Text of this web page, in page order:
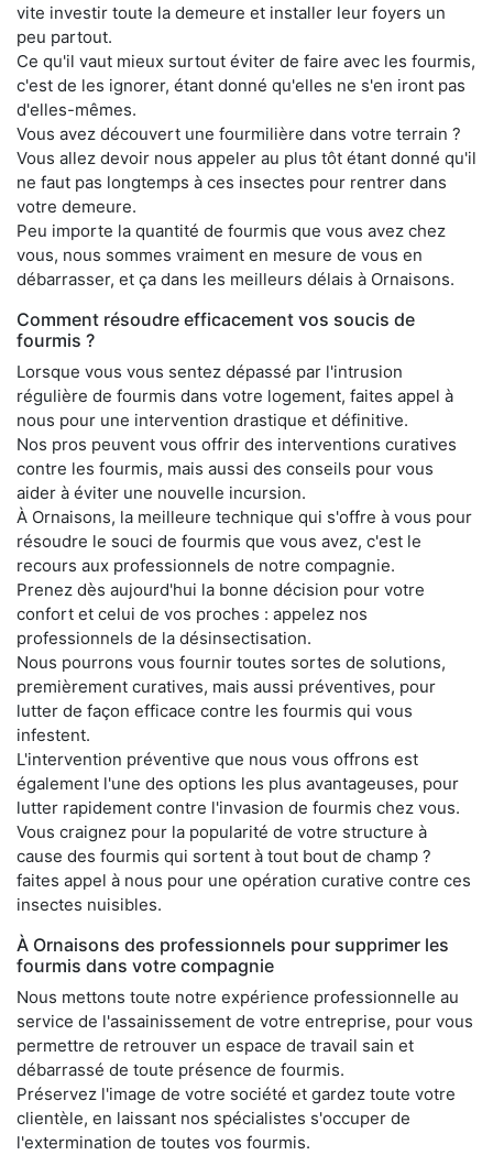
vite investir toute la demeure et installer leur foyers un
peu partout.
Ce qu'il vaut mieux surtout éviter de faire avec les fourmis,
c'est de les ignorer, étant donné qu'elles ne s'en iront pas
d'elles-mêmes.
Vous avez découvert une fourmilière dans votre terrain ?
Vous allez devoir nous appeler au plus tôt étant donné qu'il
ne faut pas longtemps à ces insectes pour rentrer dans
votre demeure.
Peu importe la quantité de fourmis que vous avez chez
vous, nous sommes vraiment en mesure de vous en
débarrasser, et ça dans les meilleurs délais à Ornaisons.
Comment résoudre efficacement vos soucis de
fourmis ?
Lorsque vous vous sentez dépassé par l'intrusion
régulière de fourmis dans votre logement, faites appel à
nous pour une intervention drastique et définitive.
Nos pros peuvent vous offrir des interventions curatives
contre les fourmis, mais aussi des conseils pour vous
aider à éviter une nouvelle incursion.
À Ornaisons, la meilleure technique qui s'offre à vous pour
résoudre le souci de fourmis que vous avez, c'est le
recours aux professionnels de notre compagnie.
Prenez dès aujourd'hui la bonne décision pour votre
confort et celui de vos proches : appelez nos
professionnels de la désinsectisation.
Nous pourrons vous fournir toutes sortes de solutions,
premièrement curatives, mais aussi préventives, pour
lutter de façon efficace contre les fourmis qui vous
infestent.
L'intervention préventive que nous vous offrons est
également l'une des options les plus avantageuses, pour
lutter rapidement contre l'invasion de fourmis chez vous.
Vous craignez pour la popularité de votre structure à
cause des fourmis qui sortent à tout bout de champ ?
faites appel à nous pour une opération curative contre ces
insectes nuisibles.
À Ornaisons des professionnels pour supprimer les
fourmis dans votre compagnie
Nous mettons toute notre expérience professionnelle au
service de l'assainissement de votre entreprise, pour vous
permettre de retrouver un espace de travail sain et
débarrassé de toute présence de fourmis.
Préservez l'image de votre société et gardez toute votre
clientèle, en laissant nos spécialistes s'occuper de
l'extermination de toutes vos fourmis.